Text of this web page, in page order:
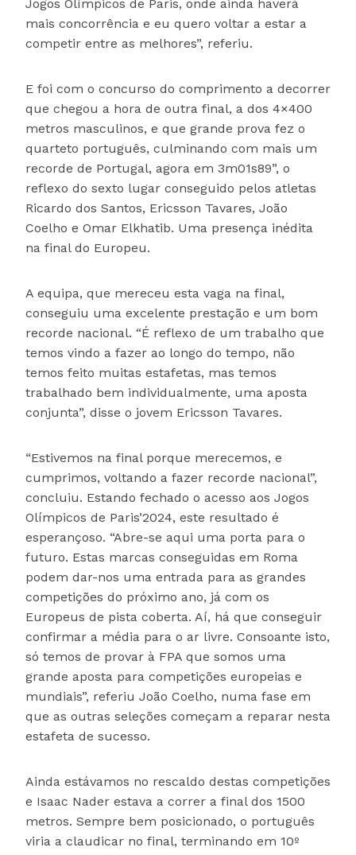
Jogos Olímpicos de Paris, onde ainda haverá
mais concorrência e eu quero voltar a estar a
competir entre as melhores”, referiu.
E foi com o concurso do comprimento a decorrer
que chegou a hora de outra final, a dos 4×400
metros masculinos, e que grande prova fez o
quarteto português, culminando com mais um
recorde de Portugal, agora em 3m01s89”, o
reflexo do sexto lugar conseguido pelos atletas
Ricardo dos Santos, Ericsson Tavares, João
Coelho e Omar Elkhatib. Uma presença inédita
na final do Europeu.
A equipa, que mereceu esta vaga na final,
conseguiu uma excelente prestação e um bom
recorde nacional. “É reflexo de um trabalho que
temos vindo a fazer ao longo do tempo, não
temos feito muitas estafetas, mas temos
trabalhado bem individualmente, uma aposta
conjunta”, disse o jovem Ericsson Tavares.
“Estivemos na final porque merecemos, e
cumprimos, voltando a fazer recorde nacional”,
concluiu. Estando fechado o acesso aos Jogos
Olímpicos de Paris’2024, este resultado é
esperançoso. “Abre-se aqui uma porta para o
futuro. Estas marcas conseguidas em Roma
podem dar-nos uma entrada para as grandes
competições do próximo ano, já com os
Europeus de pista coberta. Aí, há que conseguir
confirmar a média para o ar livre. Consoante isto,
só temos de provar à FPA que somos uma
grande aposta para competições europeias e
mundiais”, referiu João Coelho, numa fase em
que as outras seleções começam a reparar nesta
estafeta de sucesso.
Ainda estávamos no rescaldo destas competições
e Isaac Nader estava a correr a final dos 1500
metros. Sempre bem posicionado, o português
viria a claudicar no final, terminando em 10º